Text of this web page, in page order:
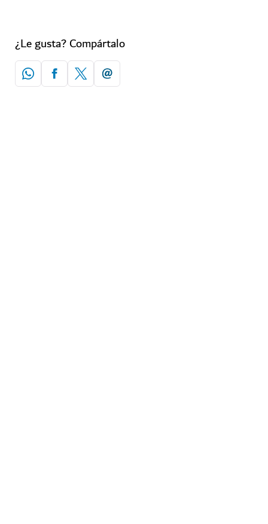
¿Le gusta? Compártalo